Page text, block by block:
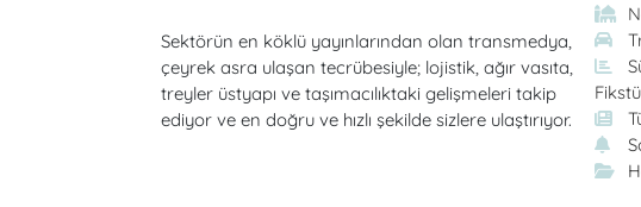
Sektörün en köklü yayınlarından olan transmedya,
çeyrek asra ulaşan tecrübesiyle; lojistik, ağır vasıta,
treyler üstyapı ve taşımacılıktaki gelişmeleri takip
ediyor ve en doğru ve hızlı şekilde sizlere ulaştırıyor.